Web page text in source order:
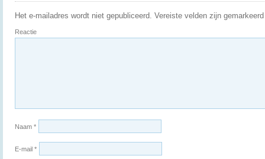
Het e-mailadres wordt niet gepubliceerd. Vereiste velden zijn
Reactie
Naam *
E-mail *